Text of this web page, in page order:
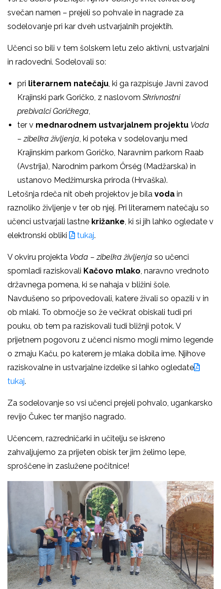
svečan namen – prejeli so pohvale in nagrade za
sodelovanje pri kar dveh ustvarjalnih projektih.
Učenci so bili v tem šolskem letu zelo aktivni, ustvarjalni
in radovedni. Sodelovali so:
pri literarnem natečaju, ki ga razpisuje Javni zavod
Krajinski park Goričko, z naslovom Skrivnostni
prebivalci Goričkega,
ter v mednarodnem ustvarjalnem projektu Voda
– zibelka življenja, ki poteka v sodelovanju med
Krajinskim parkom Goričko, Naravnim parkom Raab
(Avstrija), Narodnim parkom Őrség (Madžarska) in
ustanovo Medžimurska priroda (Hrvaška).
Letošnja rdeča nit obeh projektov je bila voda in
raznoliko življenje v ter ob njej. Pri literarnem natečaju so
učenci ustvarjali lastne križanke, ki si jih lahko ogledate v
elektronski obliki
tukaj.
V okviru projekta Voda – zibelka življenja so učenci
spomladi raziskovali Kačovo mlako, naravno vrednoto
državnega pomena, ki se nahaja v bližini šole.
Navdušeno so pripovedovali, katere živali so opazili v in
ob mlaki. To območje so že večkrat obiskali tudi pri
pouku, ob tem pa raziskovali tudi bližnji potok. V
prijetnem pogovoru z učenci nismo mogli mimo legende
o zmaju Kaču, po katerem je mlaka dobila ime. Njihove
raziskovalne in ustvarjalne izdelke si lahko ogledate
tukaj.
Za sodelovanje so vsi učenci prejeli pohvalo, ugankarsko
revijo Čukec ter manjšo nagrado.
Učencem, razredničarki in učitelju se iskreno
zahvaljujemo za prijeten obisk ter jim želimo lepe,
sproščene in zaslužene počitnice!